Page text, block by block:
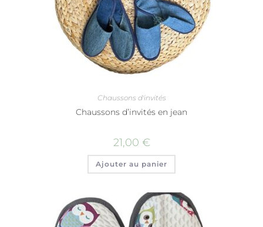
Chaussons d'invités
Chaussons d’invités en jean
21,00 €
Ajouter au panier